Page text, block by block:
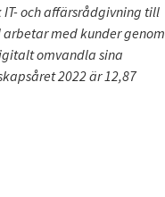
och affärsrådgivning till
arbetar med kunder genom
omvandla sina
2022 är 12,87